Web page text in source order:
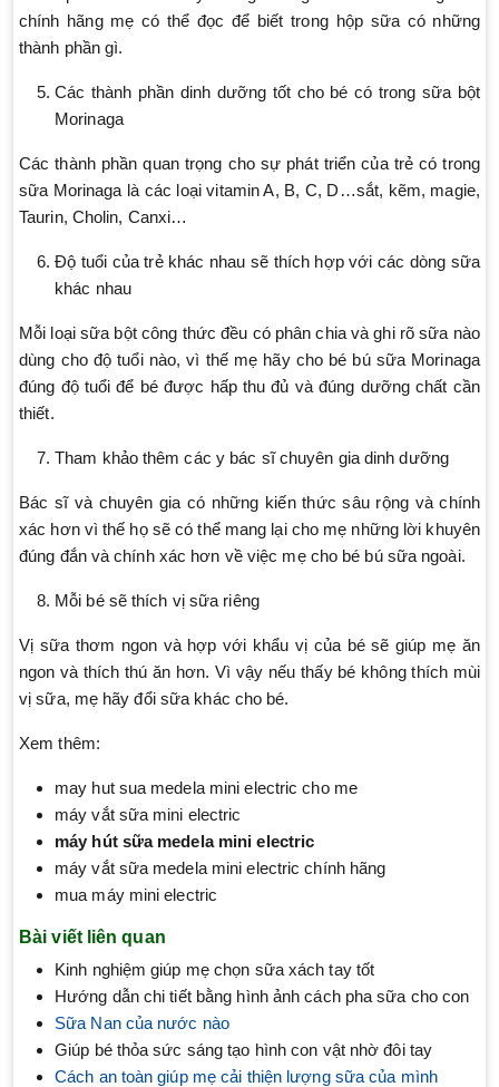
chính hãng mẹ có thể đọc để biết trong hộp sữa có những
thành phần gì.
Các thành phần dinh dưỡng tốt cho bé có trong sữa bột
Morinaga
Các thành phần quan trọng cho sự phát triển của trẻ có trong
sữa Morinaga là các loại vitamin A, B, C, D…sắt, kẽm, magie,
Taurin, Cholin, Canxi…
Độ tuổi của trẻ khác nhau sẽ thích hợp với các dòng sữa
khác nhau
Mỗi loại sữa bột công thức đều có phân chia và ghi rõ sữa nào
dùng cho độ tuổi nào, vì thế mẹ hãy cho bé bú sữa Morinaga
đúng độ tuổi để bé được hấp thu đủ và đúng dưỡng chất cần
thiết.
Tham khảo thêm các y bác sĩ chuyên gia dinh dưỡng
Bác sĩ và chuyên gia có những kiến thức sâu rộng và chính
xác hơn vì thế họ sẽ có thể mang lại cho mẹ những lời khuyên
đúng đắn và chính xác hơn về việc mẹ cho bé bú sữa ngoài.
Mỗi bé sẽ thích vị sữa riêng
Vị sữa thơm ngon và hợp với khẩu vị của bé sẽ giúp mẹ ăn
ngon và thích thú ăn hơn. Vì vậy nếu thấy bé không thích mùi
vị sữa, mẹ hãy đổi sữa khác cho bé.
Xem thêm:
may hut sua medela mini electric cho me
máy vắt sữa mini electric
máy hút sữa medela mini electric
máy vắt sữa medela mini electric chính hãng
mua máy mini electric
Bài viết liên quan
Kinh nghiệm giúp mẹ chọn sữa xách tay tốt
Hướng dẫn chi tiết bằng hình ảnh cách pha sữa cho con
Sữa Nan của nước nào
Giúp bé thỏa sức sáng tạo hình con vật nhờ đôi tay
Cách an toàn giúp mẹ cải thiện lượng sữa của mình